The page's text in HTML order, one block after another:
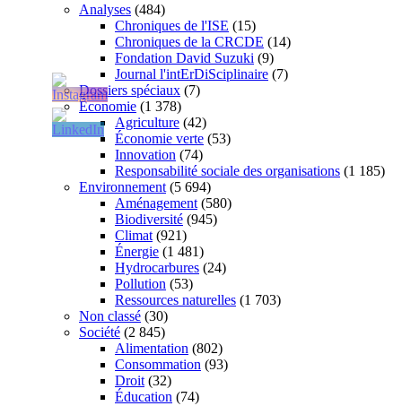
Analyses (484)
Chroniques de l'ISE (15)
Chroniques de la CRCDE (14)
Fondation David Suzuki (9)
Journal l'intErDiSciplinaire (7)
Dossiers spéciaux (7)
Économie (1 378)
Agriculture (42)
Économie verte (53)
Innovation (74)
Responsabilité sociale des organisations (1 185)
Environnement (5 694)
Aménagement (580)
Biodiversité (945)
Climat (921)
Énergie (1 481)
Hydrocarbures (24)
Pollution (53)
Ressources naturelles (1 703)
Non classé (30)
Société (2 845)
Alimentation (802)
Consommation (93)
Droit (32)
Éducation (74)